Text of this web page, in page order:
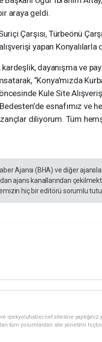
araya geldi.
Çarşısı, Türbeönü
yapan Konyalılarla
dayanışma ve
“Konya’mızda
Kule Site
esnafımız ve
diliyorum. Tüm
Ajansı (BHA) ve diğer
ajans kanallarından
hiç bir editörü sorumlu
ipekyoluhaber.net sitesine
tüm yorumlardan site yönetimi